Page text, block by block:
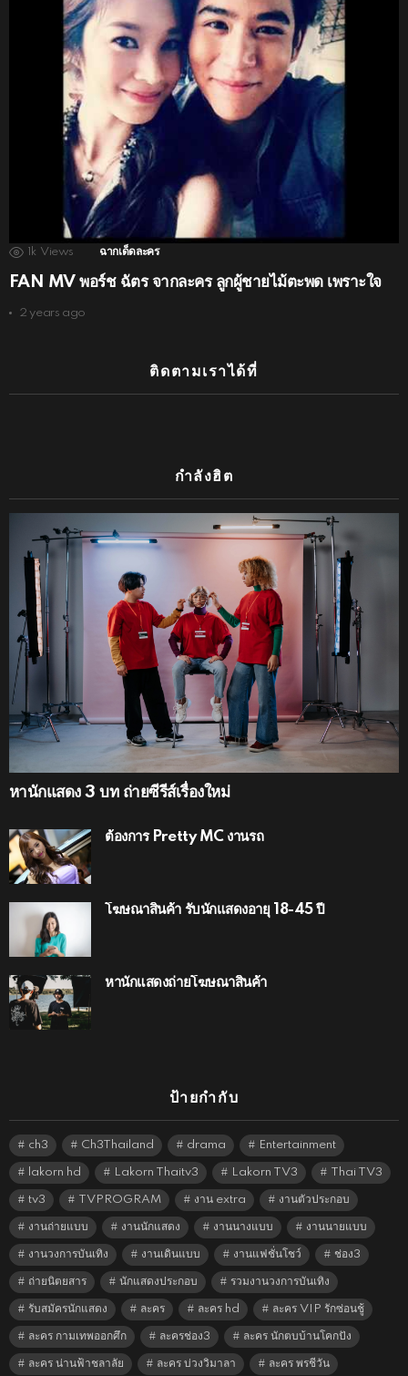
1k Views ฉากเด็ดละคร
FAN MV พอร์ช ฉัตร จากละคร ลูกผู้ชายไม้ตะพด เพราะใจ
2 years ago
ติดตามเราได้ที่
กำลังฮิต
หานักแสดง 3 บท ถ่ายซีรีส์เรื่องใหม่
ต้องการ Pretty MC งานรถ
โฆษณาสินค้า รับนักแสดงอายุ 18-45 ปี
หานักแสดงถ่ายโฆษณาสินค้า
ป้ายกำกับ
ch3 Ch3Thailand drama Entertainment
lakorn hd Lakorn Thaitv3 Lakorn TV3 Thai TV3
tv3 TVPROGRAM งาน extra งานตัวประกอบ
งานถ่ายแบบ งานนักแสดง งานนางแบบ งานนายแบบ
งานวงการบันเทิง งานเดินแบบ งานแฟชั่นโชว์ ช่อง3
ถ่ายนิตยสาร นักแสดงประกอบ รวมงานวงการบันเทิง
รับสมัครนักแสดง ละคร ละคร hd ละคร VIP รักซ่อนชู้
ละคร กามเทพออกศึก ละครช่อง3 ละคร นักตบบ้านโคกปัง
ละคร น่านฟ้าชลาลัย ละคร บ่วงวิมาลา ละคร พรชีวัน